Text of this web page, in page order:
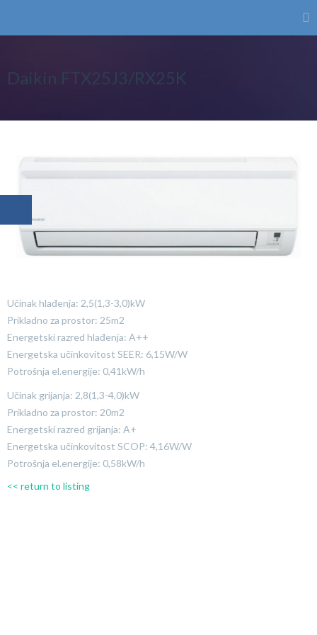
Daikin FTX25J3/RX25K
Učinak hlađenja: 2,5(1,3-3,0)kW
Prikladno za prostor: 25m2
Energetski razred hlađenja: A++
Energetska učinkovitost SEER: 6,15W/W
Potrošnja el.energije: 0,41kW/h
Učinak grijanja: 2,8(1,3-4,0)kW
Prikladno za prostor: 20m2
Energetski razred grijanja: A+
Energetska učinkovitost SCOP: 4,16W/W
Potrošnja el.energije: 0,58kW/h
<< return to listing